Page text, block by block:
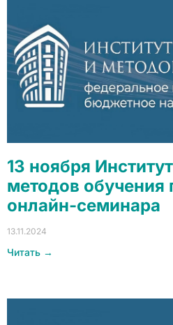
13 ноября
методов обучения
онлайн-семинара
13.11.2024
Читать →